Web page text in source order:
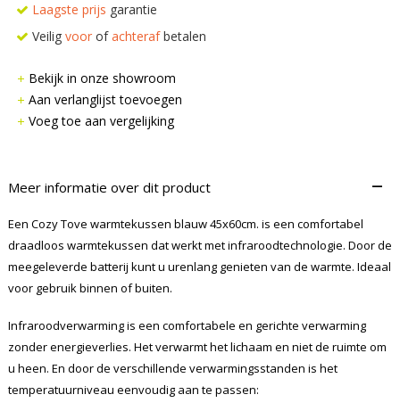
Laagste prijs garantie
Veilig voorofachterafbetalen
Bekijk in onze showroom
Aan verlanglijst toevoegen
Voeg toe aan vergelijking
Meer informatie over dit product –
Een Cozy Tove warmtekussen blauw 45x60cm. is een comfortabel
draadloos warmtekussen dat werkt met infraroodtechnologie. Door de
meegeleverde batterij kunt u urenlang genieten van de warmte. Ideaal
voor gebruik binnen of buiten.
Infraroodverwarming is een comfortabele en gerichte verwarming
zonder energieverlies. Het verwarmt het lichaam en niet de ruimte om
u heen. En door de verschillende verwarmingsstanden is het
temperatuurniveau eenvoudig aan te passen: